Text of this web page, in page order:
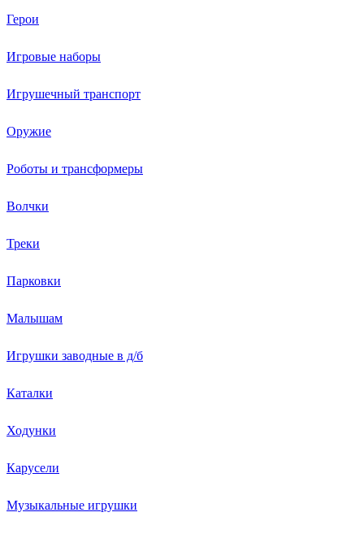
Герои
Игровые наборы
Игрушечный транспорт
Оружие
Роботы и трансформеры
Волчки
Треки
Парковки
Малышам
Игрушки заводные в д/б
Каталки
Ходунки
Карусели
Музыкальные игрушки